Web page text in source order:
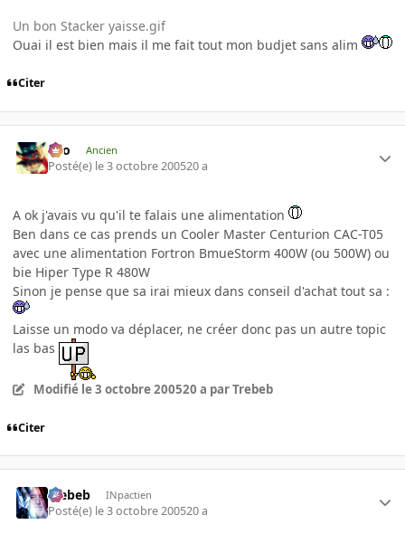
Un bon Stacker yaisse.gif
Ouai il est bien mais il me fait tout mon budjet sans alim
Citer
eYo Ancien
Posté(e) le 3 octobre 200520 a
A ok j'avais vu qu'il te falais une alimentation
Ben dans ce cas prends un Cooler Master Centurion CAC-T05
avec une alimentation Fortron BmueStorm 400W (ou 500W) ou
bie Hiper Type R 480W
Sinon je pense que sa irai mieux dans conseil d'achat tout sa :
Laisse un modo va déplacer, ne créer donc pas un autre topic
las bas
Modifié le 3 octobre 200520 a par Trebeb
Citer
Trebeb INpactien
Posté(e) le 3 octobre 200520 a